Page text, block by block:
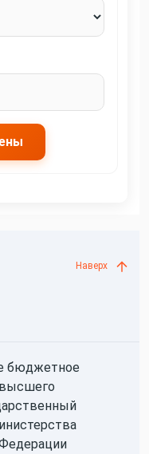
Наверх
бюджетное